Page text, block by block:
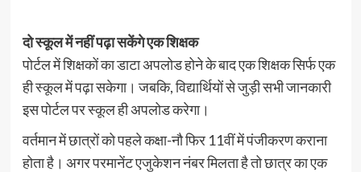
दो स्कूल में नहीं पढ़ा सकेंगे एक शिक्षक
पोर्टल में शिक्षकों का डाटा अपलोड होने के बाद एक शिक्षक सिर्फ एक
ही स्कूल में पढ़ा सकेगा। जबकि, विद्यार्थियों से जुड़ी सभी जानकारी
इस पोर्टल पर स्कूल ही अपलोड करेगा।
वर्तमान में छात्रों को पहले कक्षा-नौ फिर 11वीं में पंजीकरण कराना
होता है। अगर परमानेंट एजुकेशन नंबर मिलता है तो छात्र का एक